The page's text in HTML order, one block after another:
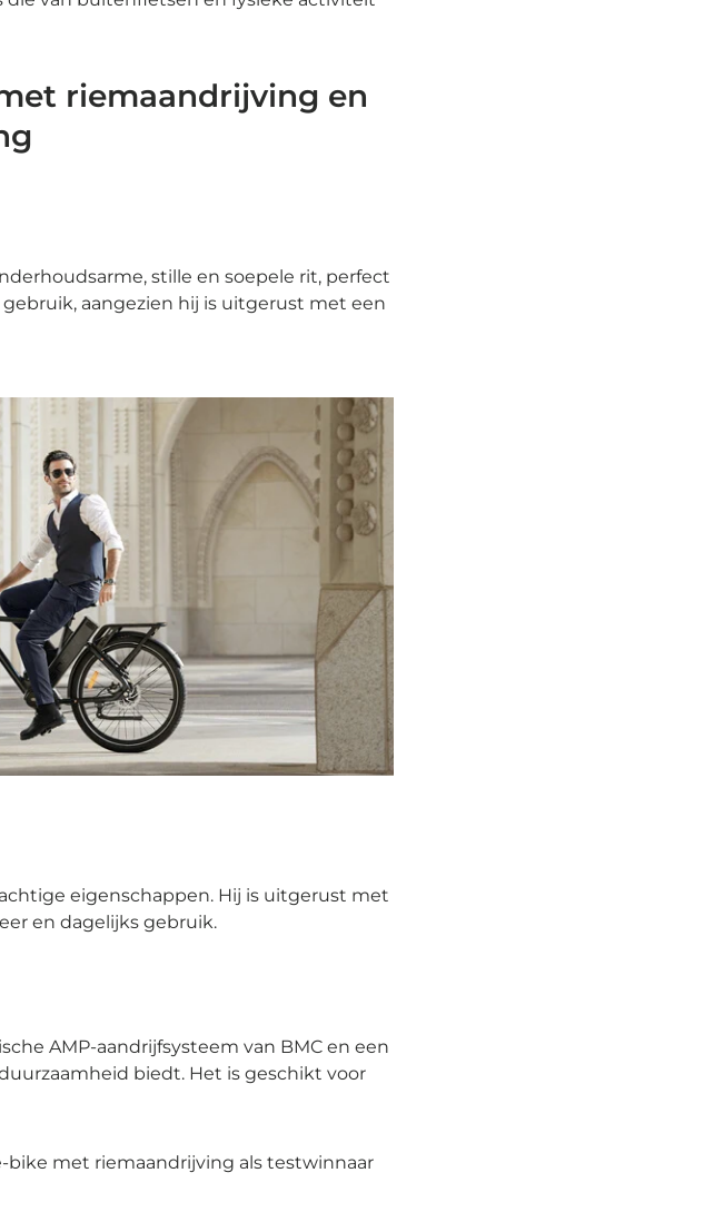
riemaandrijving en
stille en soepele rit, perfect
aangezien hij is uitgerust met een
eigenschappen. Hij is uitgerust met
en dagelijks gebruik.
AMP-aandrijfsysteem van BMC en een
biedt. Het is geschikt voor
met riemaandrijving als testwinnaar